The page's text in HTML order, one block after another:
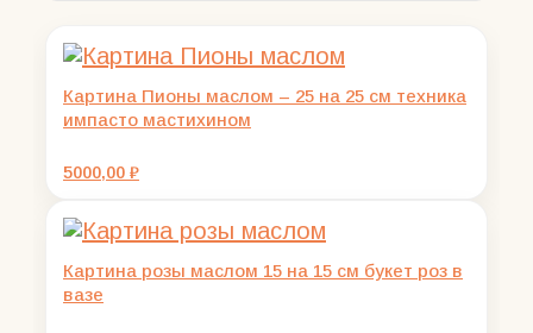
Картина Пионы маслом – 25 на 25 см техника
импасто мастихином
5000,00 ₽
Картина розы маслом 15 на 15 см букет роз в
вазе